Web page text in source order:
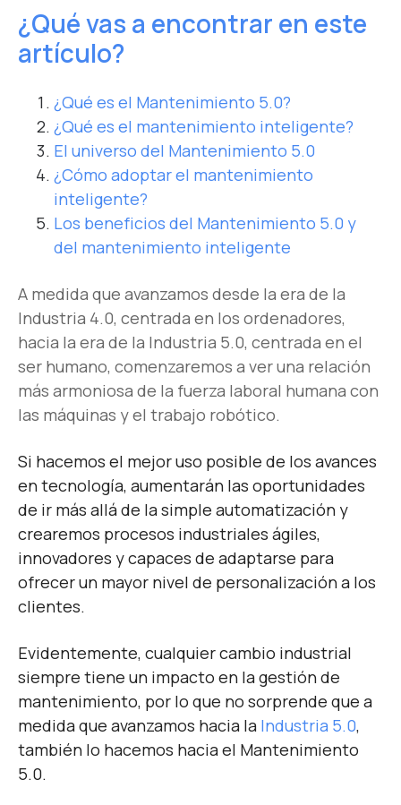
¿Qué vas a encontrar en este
artículo?
¿Qué es el Mantenimiento 5.0?
¿Qué es el mantenimiento inteligente?
El universo del Mantenimiento 5.0
¿Cómo adoptar el mantenimiento
inteligente?
Los beneficios del Mantenimiento 5.0 y
del mantenimiento inteligente
A medida que avanzamos desde la era de la
Industria 4.0, centrada en los ordenadores,
hacia la era de la Industria 5.0, centrada en el
ser humano, comenzaremos a ver una relación
más armoniosa de la fuerza laboral humana con
las máquinas y el trabajo robótico.
Si hacemos el mejor uso posible de los avances
en tecnología, aumentarán las oportunidades
de ir más allá de la simple automatización y
crearemos procesos industriales ágiles,
innovadores y capaces de adaptarse para
ofrecer un mayor nivel de personalización a los
clientes.
Evidentemente, cualquier cambio industrial
siempre tiene un impacto en la gestión de
mantenimiento, por lo que no sorprende que a
medida que avanzamos hacia la Industria 5.0,
también lo hacemos hacia el Mantenimiento
5.0.